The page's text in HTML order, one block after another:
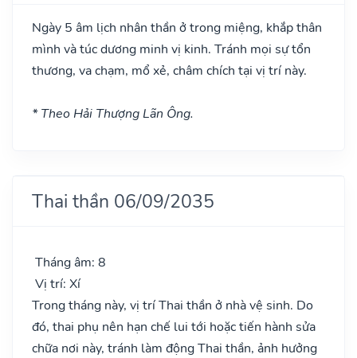
Ngày 5 âm lịch nhân thần ở trong miệng, khắp thân
mình và túc dương minh vị kinh. Tránh mọi sự tổn
thương, va chạm, mổ xẻ, châm chích tại vị trí này.
* Theo Hải Thượng Lãn Ông.
Thai thần 06/09/2035
Tháng âm: 8
Vị trí: Xí
Trong tháng này, vị trí Thai thần ở nhà vệ sinh. Do
đó, thai phụ nên hạn chế lui tới hoặc tiến hành sửa
chữa nơi này, tránh làm động Thai thần, ảnh hưởng